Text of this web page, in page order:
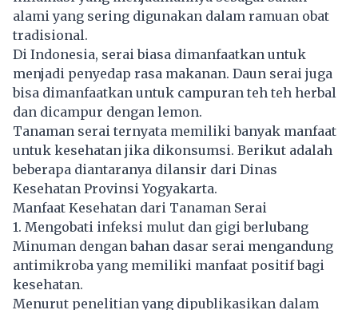
alami yang sering digunakan dalam ramuan obat
tradisional.
Di Indonesia, serai biasa dimanfaatkan untuk
menjadi penyedap rasa makanan. Daun serai juga
bisa dimanfaatkan untuk campuran teh teh herbal
dan dicampur dengan lemon.
Tanaman serai ternyata memiliki banyak manfaat
untuk kesehatan jika dikonsumsi. Berikut adalah
beberapa diantaranya dilansir dari Dinas
Kesehatan Provinsi Yogyakarta.
Manfaat Kesehatan dari Tanaman Serai
1. Mengobati infeksi mulut dan gigi berlubang
Minuman dengan bahan dasar serai mengandung
antimikroba yang memiliki manfaat positif bagi
kesehatan.
Menurut penelitian yang dipublikasikan dalam